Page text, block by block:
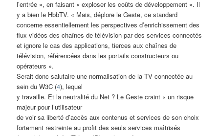
l’entrée », en faisant « exploser les coûts de développement ». Il
y a bien le HbbTV. « Mais, déplore le Geste, ce standard
concerne essentiellement les perspectives d’enrichissement des
flux vidéos des chaînes de télévision par des services connectés
et ignore le cas des applications, tierces aux chaînes de
télévision, référencées dans les portails constructeurs ou
opérateurs ».
Serait donc salutaire une normalisation de la TV connectée au
sein du W3C (4), lequel
y travaille. Et la neutralité du Net ? Le Geste craint « un risque
majeur pour l’utilisateur
de voir sa liberté d’accès aux contenus et services de son choix
fortement restreinte au profit des seuls services maîtrisés